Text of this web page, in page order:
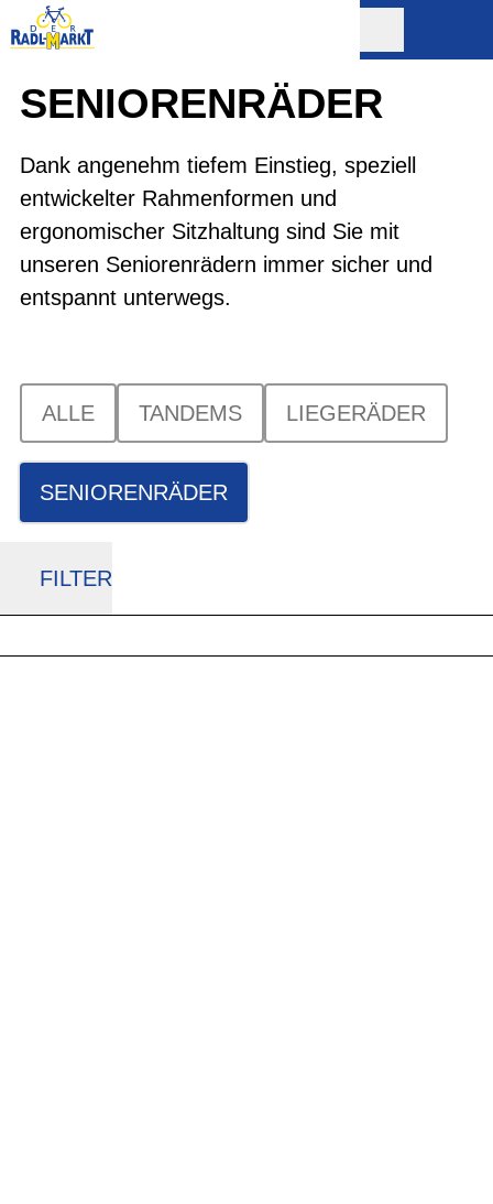
SENIOREN­RÄDER
Dank angenehm tiefem Einstieg, speziell
entwickelter Rahmenformen und
ergonomischer Sitzhaltung sind Sie mit
unseren Seniorenrädern immer sicher und
entspannt unterwegs.
ALLE TANDEMS LIEGERÄDER
SENIORENRÄDER
FILTER